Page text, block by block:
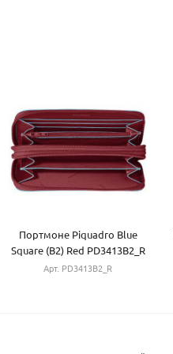
Портмоне Piquadro Blue
Square (B2) Red PD3413B2_R
Арт. PD3413B2_R